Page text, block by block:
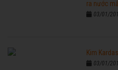
ra nước
03/01/
Kim
03/01/